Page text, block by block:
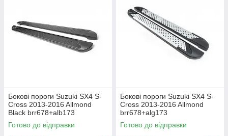
Бокові пороги Suzuki SX4 S-
Cross 2013-2016 Allmond
Black brr678+alb173
Готово до відправки
Бокові пороги Suzuki SX4 S-
Cross 2013-2016 Allmond
brr678+alg173
Готово до відправки